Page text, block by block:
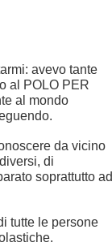
avevo tante
al POLO PER
al mondo
da vicino
di
soprattutto ad
tutte le persone